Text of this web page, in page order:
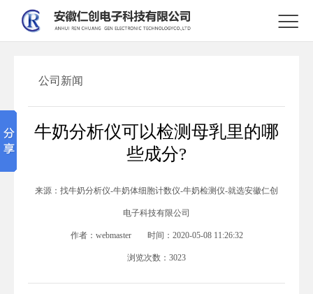

公司新闻
牛奶分析仪可以检测母乳里的哪
些成分?
来源： 找牛奶分析仪-牛奶体细胞计数仪-牛奶检测仪-就选安徽仁创
电子科技有限公司
作者： webmaster 时间： 2020-05-08 11:26:32
浏览次数： 3023